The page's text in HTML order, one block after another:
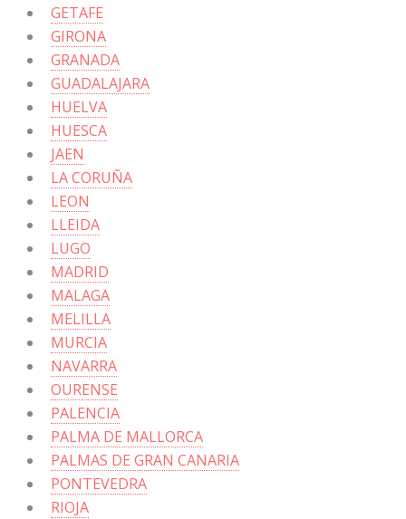
GETAFE
GIRONA
GRANADA
GUADALAJARA
HUELVA
HUESCA
JAEN
LA CORUÑA
LEON
LLEIDA
LUGO
MADRID
MALAGA
MELILLA
MURCIA
NAVARRA
OURENSE
PALENCIA
PALMA DE MALLORCA
PALMAS DE GRAN CANARIA
PONTEVEDRA
RIOJA